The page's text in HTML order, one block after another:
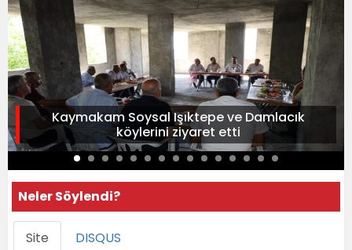
Kaymakam Soysal Işıktepe ve Damlacık
köylerini ziyaret etti
Neler Söylendi?
Site DISQUS